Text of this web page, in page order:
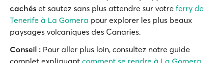
cachés et sautez sans plus attendre sur votre ferry de
Tenerife à La Gomera pour explorer les plus beaux
paysages volcaniques des Canaries.
Conseil : Pour aller plus loin, consultez notre guide
complet expliquant comment se rendre à La Gomera.